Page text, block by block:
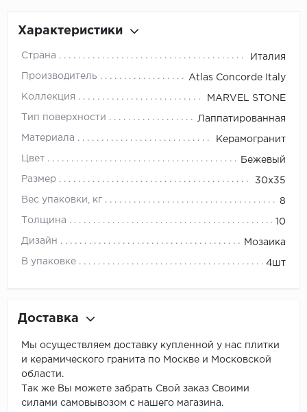
Характеристики
Страна Италия
Производитель Atlas Concorde Italy
Коллекция MARVEL STONE
Тип поверхности Лаппатированная
Материала Керамогранит
Цвет Бежевый
Размер 30x35
Вес упаковки, кг 8
Толщина 10
Дизайн Мозаика
В упаковке 4шт
Доставка
Мы осуществляем доставку купленной у нас плитки
и керамического гранита по Москве и Московской
области.
Так же Вы можете забрать Свой заказ Своими
силами самовывозом с нашего магазина.